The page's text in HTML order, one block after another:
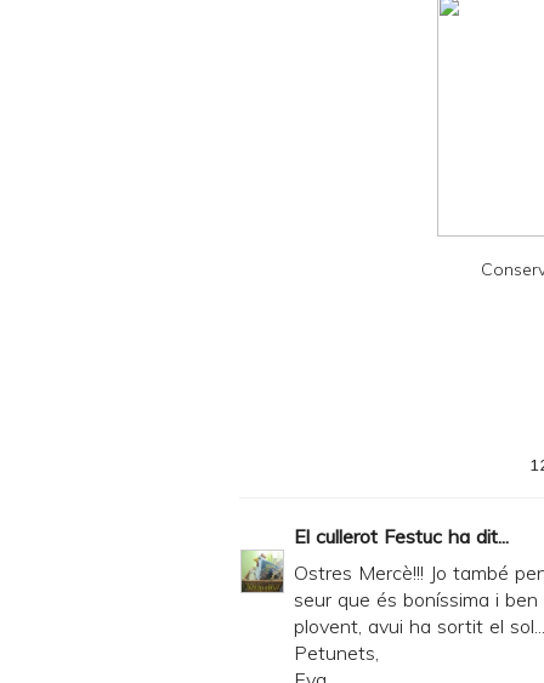
El cullerot Festuc ha dit...
Ostres Mercè!!! Jo també
seur que és boníssima i
plovent, avui ha sortit el
Petunets,